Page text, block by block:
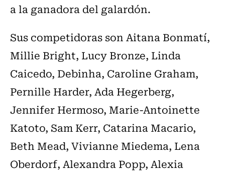
a la ganadora del galardón.
Sus competidoras son Aitana Bonmatí,
Millie Bright, Lucy Bronze, Linda
Caicedo, Debinha, Caroline Graham,
Pernille Harder, Ada Hegerberg,
Jennifer Hermoso, Marie-Antoinette
Katoto, Sam Kerr, Catarina Macario,
Beth Mead, Vivianne Miedema, Lena
Oberdorf, Alexandra Popp, Alexia